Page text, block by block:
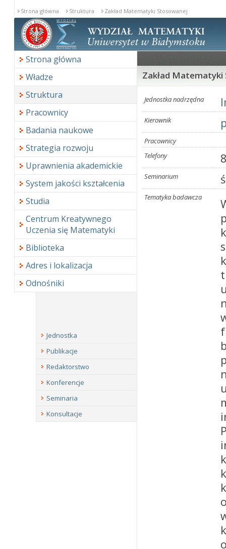
Strona główna Struktura Zakład Matematyki Stosowanej
Strona główna
Władze
Struktura
Pracownicy
Badania naukowe
Strategia rozwoju
Uprawnienia akademickie
System jakości kształcenia
Studia
Centrum Kreatywnego
Uczenia się Matematyki
Biblioteka
Adres i lokalizacja
Odnośniki
Zakład
Jednostka nadrzędna
Kierownik
Pracownicy
Telefony
Seminarium
Tematyka badawcza
Jednostka
Publikacje
Redaktorstwo
Konferencje
Seminaria
Konsultacje